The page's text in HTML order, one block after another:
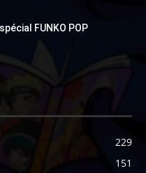
FUNKO POP
229
151